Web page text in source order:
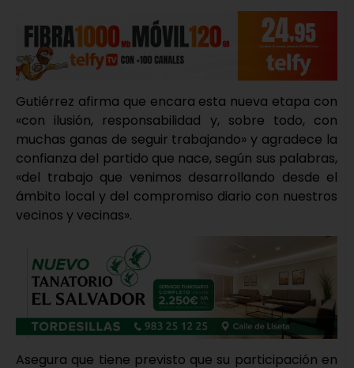
Gutiérrez afirma que encara esta nueva etapa con
«con ilusión, responsabilidad y, sobre todo, con
muchas ganas de seguir trabajando» y agradece la
confianza del partido que nace, según sus palabras,
«del trabajo que venimos desarrollando desde el
ámbito local y del compromiso diario con nuestros
vecinos y vecinas».
Asegura que tiene previsto que su participación en